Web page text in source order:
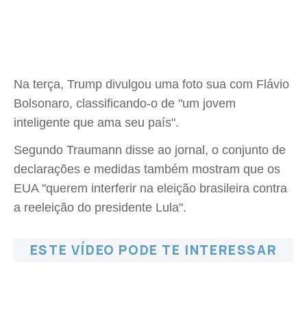
Na terça, Trump divulgou uma foto sua com Flávio
Bolsonaro, classificando-o de "um jovem
inteligente que ama seu país".
Segundo Traumann disse ao jornal, o conjunto de
declarações e medidas também mostram que os
EUA "querem interferir na eleição brasileira contra
a reeleição do presidente Lula".
ESTE VÍDEO PODE TE INTERESSAR